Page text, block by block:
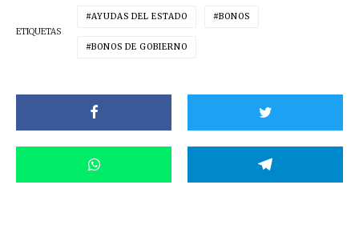
ETIQUETAS
AYUDAS DEL ESTADO BONOS
BONOS DE GOBIERNO